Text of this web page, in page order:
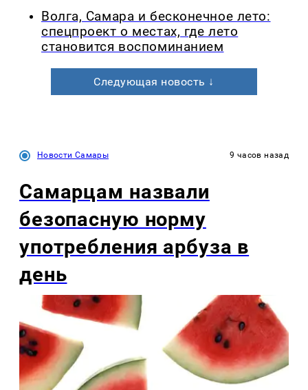
Волга, Самара и бесконечное лето:
спецпроект о местах, где лето
становится воспоминанием
Следующая новость ↓
Новости Самары 9 часов назад
Самарцам назвали
безопасную норму
употребления арбуза в
день